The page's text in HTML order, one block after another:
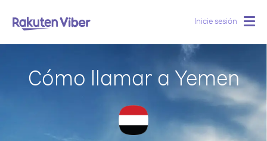
Inicie sesión
Cómo llamar a Yemen